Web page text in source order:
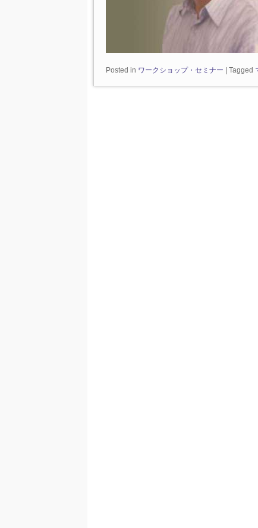
Posted in ワークショップ・セミナー | Tagged